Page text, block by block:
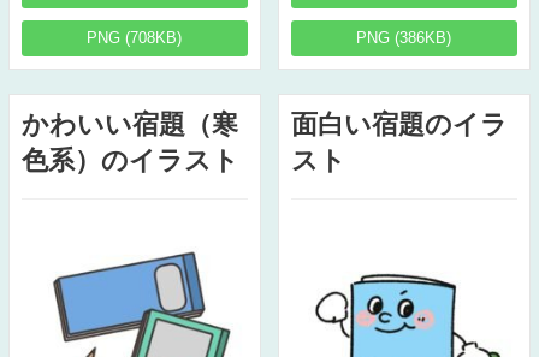
PNG (708KB) PNG (386KB)
かわいい宿題（寒
色系）のイラスト
面白い宿題のイラ
スト